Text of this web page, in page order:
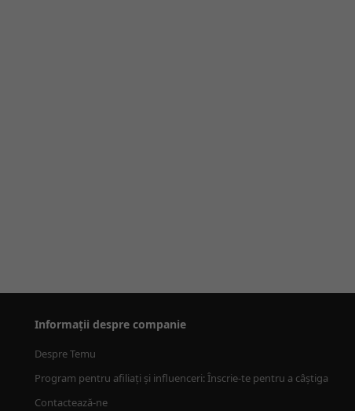
Informații despre companie
Despre Temu
Program pentru afiliați și influenceri: Înscrie-te pentru a câștiga
Contactează-ne